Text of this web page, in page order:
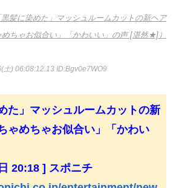
黒髪に染めた」マッシュルームカットの新ヘア
ちゃお似合い」「かわいい」の声 [湛然★]）
土) 06:08:12.13 ID:Bgv0e7WO9
た」マッシュルームカットの新
ゃめちゃお似合い」「かわい
20:18 ] スポニチ